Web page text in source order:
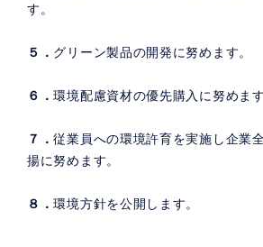
す。
５． グリーン製品の開発に努めます。
６．環境配慮資材の優先購入に努めます
７．従業員への環境許育を実施し企業
揚に努めます。
８．環境方針を公開します。